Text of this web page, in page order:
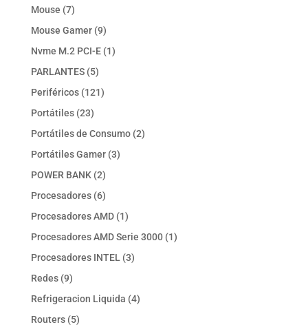
Mouse 77
productos
Mouse Gamer 99
productos
Nvme M.2 PCI-E 11
PARLANTES 55
productos
Periféricos 121121
Portátiles 2323
productos
Portátiles de Consumo 22
Portátiles Gamer 33
POWER BANK 22
productos
Procesadores 66
productos
Procesadores AMD 11
producto
Procesadores AMD Serie 3000 11
Procesadores INTEL 33
Redes 99
productos
Refrigeracion Liquida 44
Routers 55